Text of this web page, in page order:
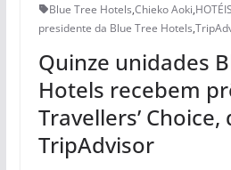
Blue Tree Hotels,Chieko Aoki,HOTÉIS
presidente da Blue Tree Hotels,
Quinze unidades
Hotels recebem
Travellers’ Choice,
TripAdvisor